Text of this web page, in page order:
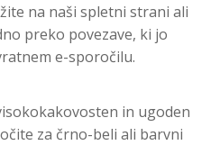
na naši spletni strani ali
preko povezave, ki jo
e-sporočilu.
in ugoden
za črno-beli ali barvni